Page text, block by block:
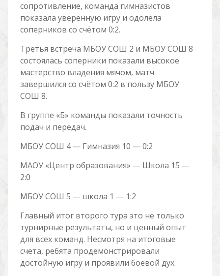
сопротивление, команда гимназистов
показала уверенную игру и одолела
соперников со счётом 0:2.
Третья встреча МБОУ СОШ 2 и МБОУ СОШ 8
состоялась соперники показали высокое
мастерство владения мячом, матч
завершился со счётом 0:2 в пользу МБОУ
СОШ 8.
В группе «Б» команды показали точность
подач и передач.
МБОУ СОШ 4 — Гимназия 10 — 0:2
МАОУ «Центр образования» — Школа 15 —
2:0
МБОУ СОШ 5 — школа 1 — 1:2
Главный итог второго тура это не только
турнирные результаты, но и ценный опыт
для всех команд. Несмотря на итоговые
счета, ребята продемонстрировали
достойную игру и проявили боевой дух.